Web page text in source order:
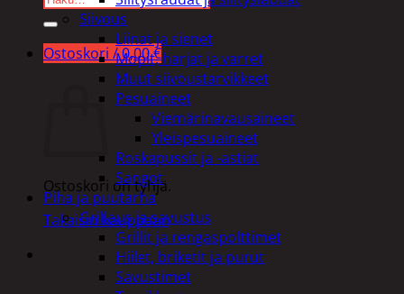
Ostoskori /0,00€
Ostoskori on tyhjä.
Takaisin kauppaan
Siivous
Liinat ja sienet
Mopit, harjat ja varret
Muut siivoustarvikkeet
Pesuaineet
Viemärinavausaineet
Yleispesuaineet
Roskapussit ja -astiat
Sangot
Piha ja puutarha
Grillaus ja savustus
Grillit ja rengaspolttimet
Hiilet, briketit ja purut
Savustimet